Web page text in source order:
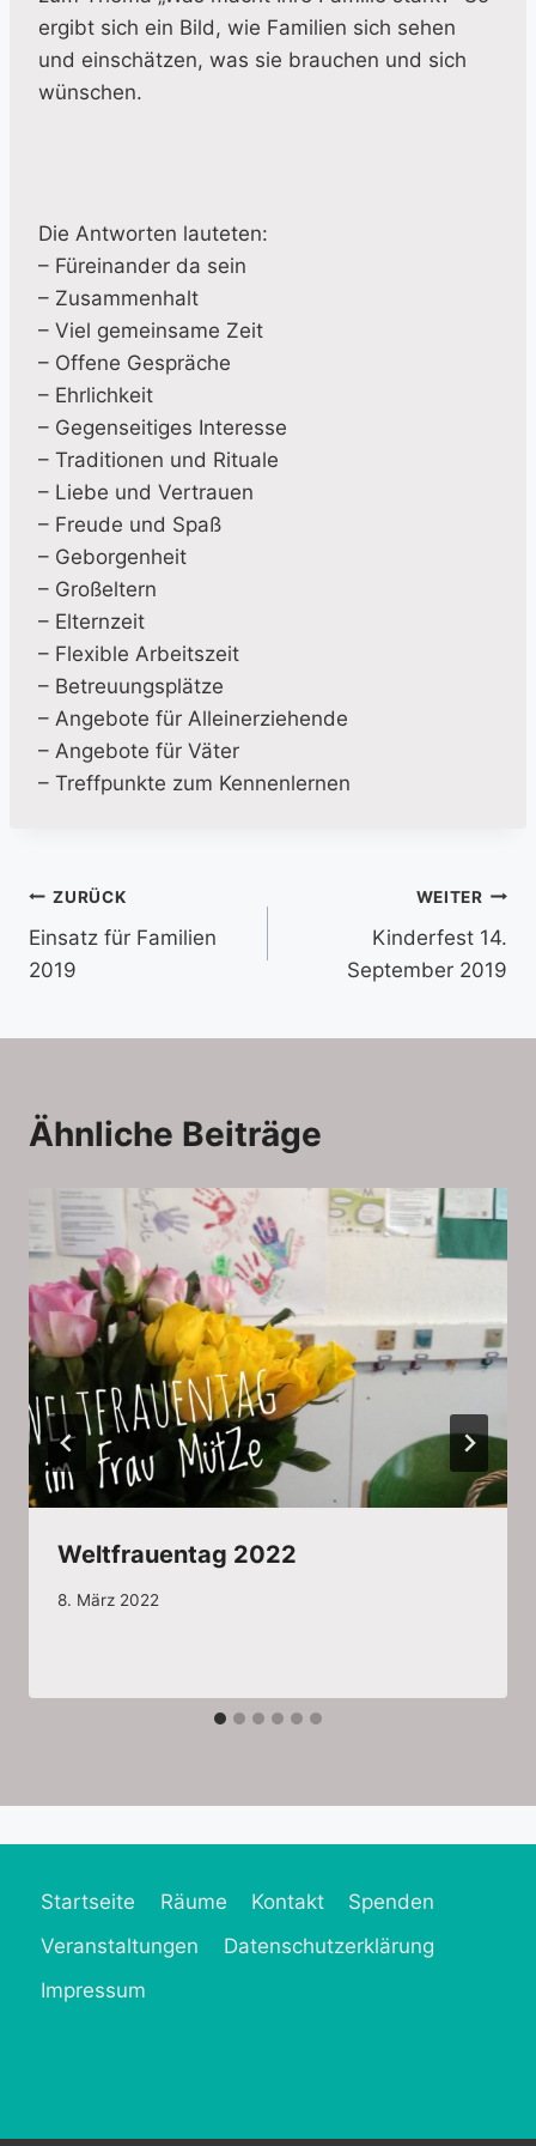
ergibt sich ein Bild, wie Familien sich sehen
und einschätzen, was sie brauchen und sich
wünschen.
Die Antworten lauteten:
– Füreinander da sein
– Zusammenhalt
– Viel gemeinsame Zeit
– Offene Gespräche
– Ehrlichkeit
– Gegenseitiges Interesse
– Traditionen und Rituale
– Liebe und Vertrauen
– Freude und Spaß
– Geborgenheit
– Großeltern
– Elternzeit
– Flexible Arbeitszeit
– Betreuungsplätze
– Angebote für Alleinerziehende
– Angebote für Väter
– Treffpunkte zum Kennenlernen
Beitragsnavigation
ZURÜCK
Einsatz für Familien
2019
WEITER
Kinderfest 14.
September 2019
Ähnliche Beiträge
Weltfrauentag 2022
8. März 2022
Startseite Räume Kontakt
Spenden
Veranstaltungen
Datenschutzerklärung
Impressum